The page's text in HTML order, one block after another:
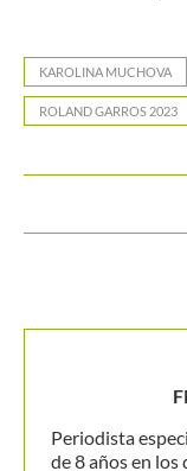
KAROLINA MUCHOVA
ROLAND GARROS 2023
Periodista
de 8 años en los